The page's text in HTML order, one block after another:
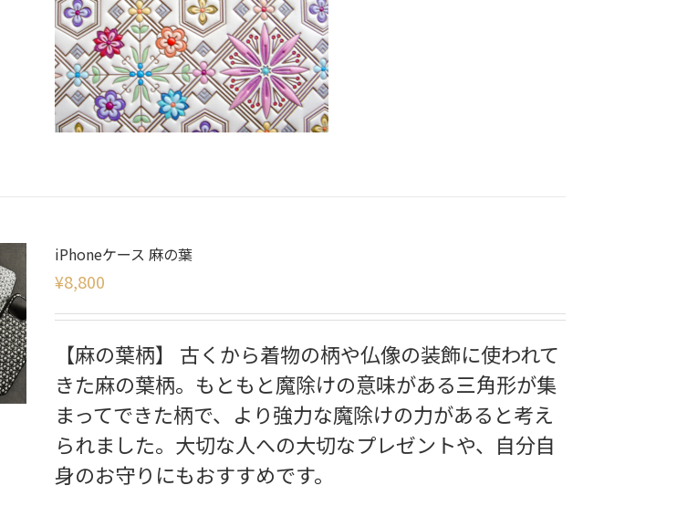
iPhoneケース 麻の葉
¥8,800
【麻の葉柄】 古くから着物の柄や仏像の装飾に使われて
きた麻の葉柄。もともと魔除けの意味がある三角形が集
まってできた柄で、より強力な魔除けの力があると考え
られました。大切な人への大切なプレゼントや、自分自
身のお守りにもおすすめです。